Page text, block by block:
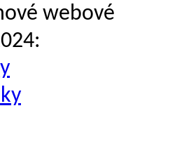
webové